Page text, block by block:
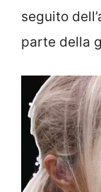
seguito
parte della